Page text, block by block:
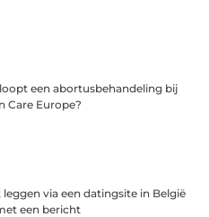
een abortusbehandeling bij
Care Europe?
via een datingsite in België
een bericht